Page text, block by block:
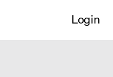
Login